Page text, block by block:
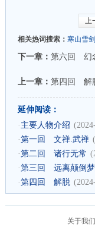
上
相关热词搜索： 寒山雪剑
下一章： 第六回 幻
上一章： 第四回 解
延伸阅读：
· 主要人物介绍
·第一回 文禅.武禅
·第二回 诸行无常
·第三回 远离颠倒
·第四回 解脱
关于我们